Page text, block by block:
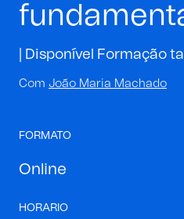
| Disponível Formação
Com João Maria Machado
FORMATO
Online
HORARIO